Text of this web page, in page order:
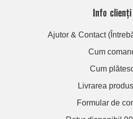
Info clienți
Ajutor & Contact
Cum
Cum
Livrarea
Formular de